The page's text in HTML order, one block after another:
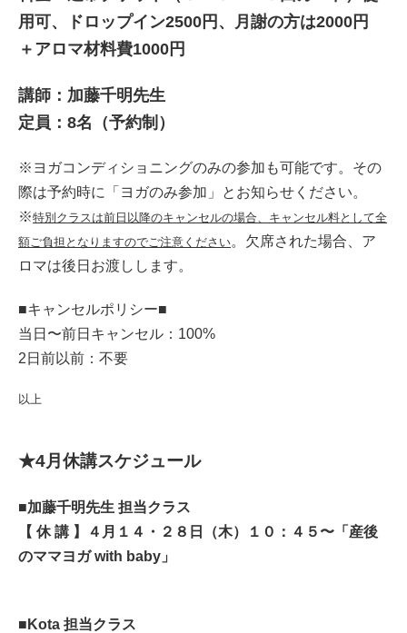
用可、ドロップイン2500円、月謝の方は2000円
＋アロマ材料費1000円
講師：加藤千明先生
定員：8名（予約制）
※ヨガコンディショニングのみの参加も可能です。その
際は予約時に「ヨガのみ参加」とお知らせください。
※特別クラスは前日以降のキャンセルの場合、キャンセル料として全
額ご負担となりますのでご注意ください。欠席された場合、ア
ロマは後日お渡しします。
■キャンセルポリシー■
当日〜前日キャンセル：100%
2日前以前：不要
以上
★4月休講スケジュール
■加藤千明先生 担当クラス
【 休 講 】４ 月１４・２８日（木）１０：４５〜「産後
のママヨガ with baby」
■Kota 担当クラス